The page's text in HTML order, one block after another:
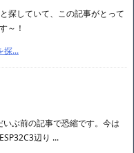
探していて、この記事がとって
～！
探...
ぶ前の記事で恐縮です。今は
辺り ...